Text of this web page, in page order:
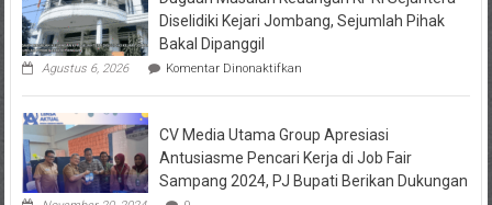
Diselidiki Kejari Jombang, Sejumlah Pihak
Bakal Dipanggil
Agustus 6, 2026 Komentar Dinonaktifkanpada
Masalah
KPRI
Sejahtera
Diselidiki
Kejari
CV Media Utama Group Apresiasi
Antusiasme Pencari Kerja di Job Fair
Sampang 2024, PJ Bupati Berikan Dukungan